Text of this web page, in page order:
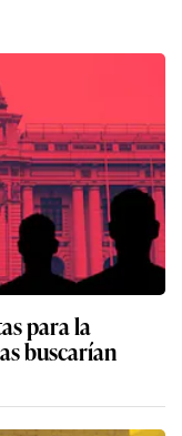
para la
buscarían